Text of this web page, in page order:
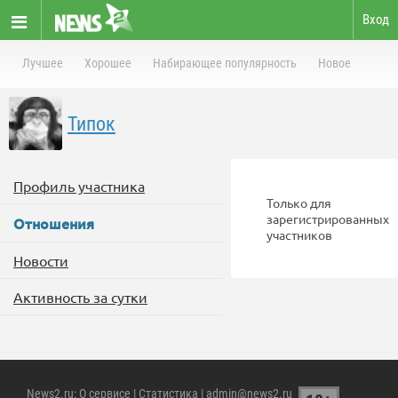
Вход
Лучшее Хорошее Набирающее популярность Новое
Типок
Профиль участника
Отношения
Новости
Активность за сутки
Только для
зарегистрированных
участников
News2.ru: О сервисе | Статистика | admin@news2.ru